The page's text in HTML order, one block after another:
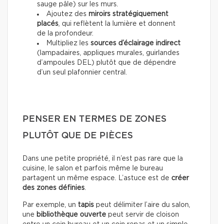
sauge pâle) sur les murs.
Ajoutez des miroirs stratégiquement
placés , qui reflètent la lumière et donnent
de la profondeur.
Multipliez les sources d’éclairage indirect
(lampadaires, appliques murales, guirlandes
d’ampoules DEL) plutôt que de dépendre
d’un seul plafonnier central.
PENSER EN TERMES DE ZONES
PLUTÔT QUE DE PIÈCES
Dans une petite propriété, il n’est pas rare que la
cuisine, le salon et parfois même le bureau
partagent un même espace. L’astuce est de créer
des zones définies
Par exemple, un tapis peut délimiter l’aire du salon,
une bibliothèque ouverte peut servir de cloison